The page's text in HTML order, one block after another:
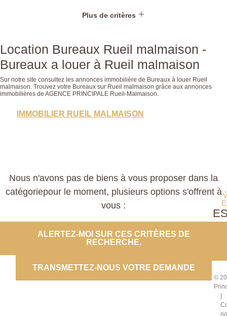
Plus de critères
Location Bureaux Rueil malmaison -
Bureaux a louer à Rueil malmaison
Sur notre site consultez les annonces immobilière de Bureaux à louer Rueil
malmaison. Trouvez votre Bureaux sur Rueil malmaison grâce aux annonces
immobilières de AGENCE PRINCIPALE Rueil-Malmaison.
IMMOBILIER RUEIL MALMAISON
Nous n'avons pas de biens à vous proposer dans la
catégoriepour le moment, plusieurs options s'offrent à
vous :
ALERTEZ-MOI SUR CES CRITÈRES DE
RECHERCHE.
TRANSMETTEZ-NOUS VOTRE DEMANDE
©